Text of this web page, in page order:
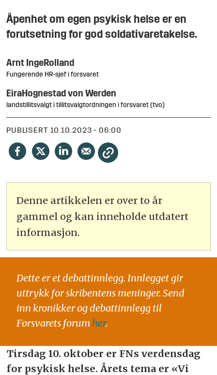
Åpenhet om egen psykisk helse er en
forutsetning for god soldativaretakelse.
Arnt IngeRolland
Fungerende HR-sjef i forsvaret
EiraHognestad von Werden
landstillitsvalgt i tillitsvalgtordningen i forsvaret (tvo)
PUBLISERT 10.10.2023 - 06:00
Denne artikkelen er over to år
gammel og kan inneholde utdatert
informasjon.
Dette er et debattinnlegg. Innlegget gir
uttrykk for skribentens meninger. Send
inn kronikker og debattinnlegg til
Forsvarets forum her.
Tirsdag 10. oktober er FNs verdensdag
for psykisk helse. Årets tema er «Vi